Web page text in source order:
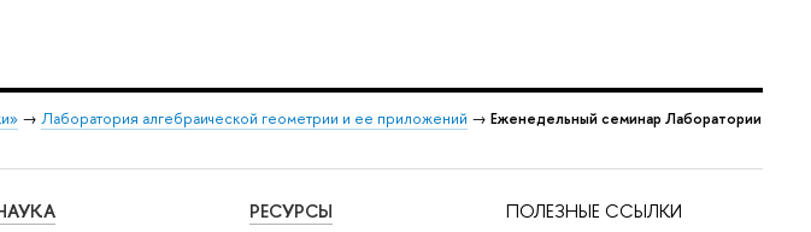
→ Лаборатория алгебраической геометрии и ее приложений → Еженедельный семинар Лаборатории
РЕСУРСЫ ПОЛЕЗНЫЕ ССЫЛКИ